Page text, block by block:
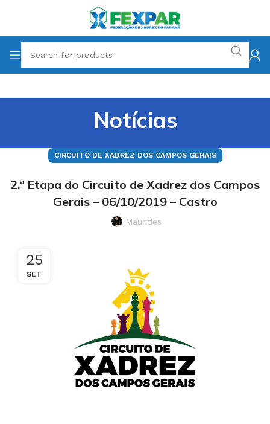
Notícias
CIRCUITO DE XADREZ DOS CAMPOS GERAIS
2.ª Etapa do Circuito de Xadrez dos Campos
Gerais – 06/10/2019 – Castro
Maurides
25
SET